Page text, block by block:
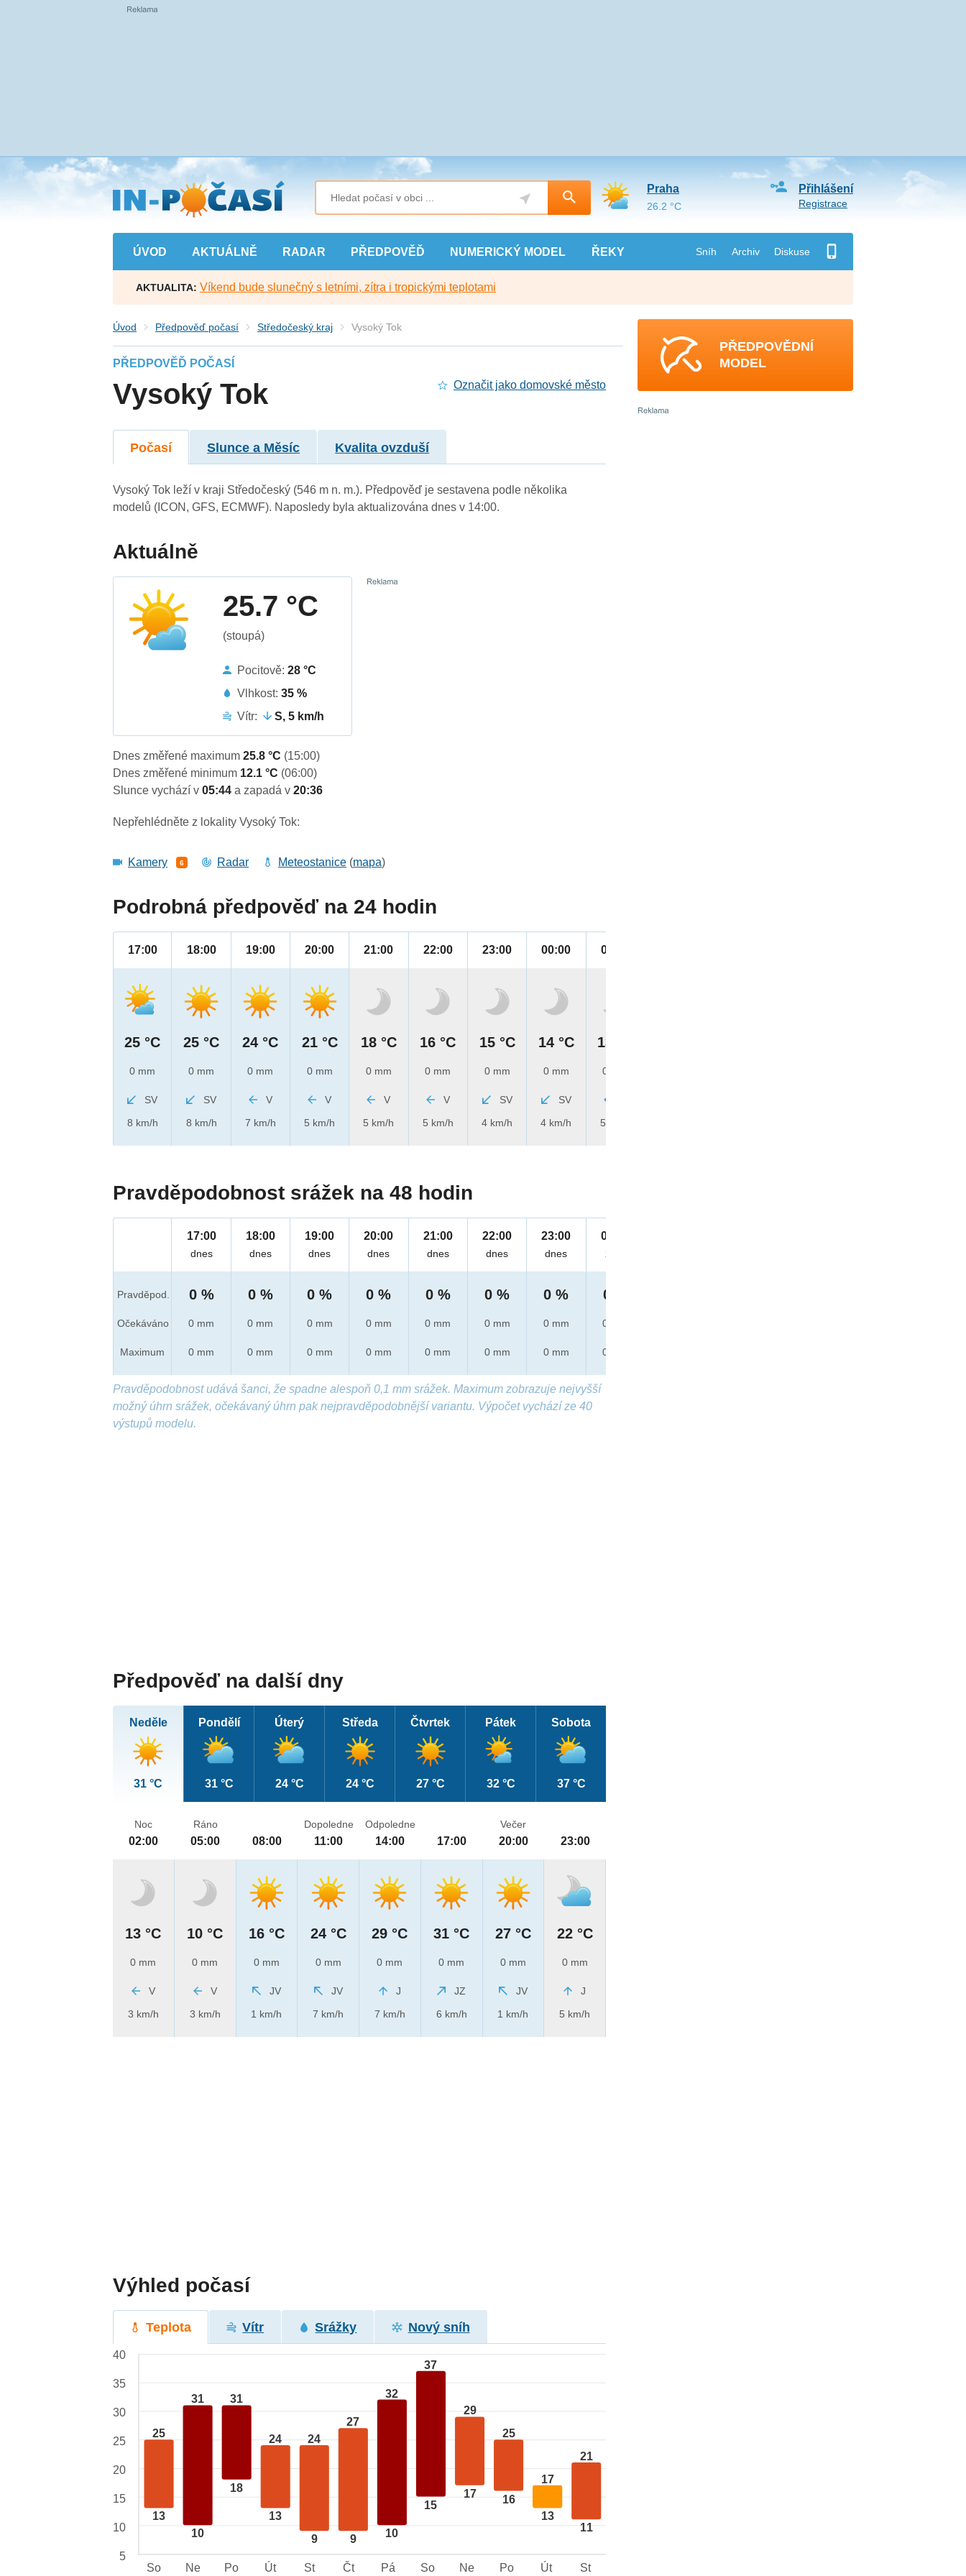
Přejít
na
hlavní
obsah
ÚVOD AKTUÁLNĚ RADAR PŘEDPOVĚĎ NUMERICKÝ MODEL ŘEKY Sníh Archiv Diskuse
Přihlášení
Registrace
Praha
26.2 °C
AKTUALITA: Víkend bude slunečný s letními, zítra i tropickými teplotami
Úvod Předpověď počasí Středočeský kraj Vysoký Tok
PŘEDPOVĚĎ POČASÍ
Vysoký Tok Označit jako domovské město
Počasí Slunce a Měsíc Kvalita ovzduší
Vysoký Tok leží v kraji Středočeský (546 m n. m.). Předpověď je sestavena podle několika
modelů (ICON, GFS, ECMWF). Naposledy byla aktualizována dnes v 14:00.
Aktuálně
25.7 °C
(stoupá)
Pocitově:28 °C
Vlhkost:35 %
Vítr:
S, 5 km/h
Dnes změřené maximum25.8 °C (15:00)
Dnes změřené minimum 12.1 °C (06:00)
Slunce vychází v05:44a zapadá v20:36
Nepřehlédněte z lokality Vysoký Tok:
Kamery 6 Radar Meteostanice (mapa)
Podrobná předpověď na 24 hodin
17:00
25 °C
0 mm
SV
8 km/h
18:00
25 °C
0 mm
SV
8 km/h
19:00
24 °C
0 mm
V
7 km/h
20:00
21 °C
0 mm
V
5 km/h
21:00
18 °C
0 mm
V
5 km/h
22:00
16 °C
0 mm
V
5 km/h
23:00
15 °C
0 mm
SV
4 km/h
00:00
14 °C
0 mm
SV
4 km/h
01:00
13 °C
0 mm
5 km/h
Pravděpodobnost srážek na 48 hodin
Pravděpod.
Očekáváno
Maximum
17:00
dnes
0 %
0 mm
0 mm
18:00
dnes
0 %
0 mm
0 mm
19:00
dnes
0 %
0 mm
0 mm
20:00
dnes
0 %
0 mm
0 mm
21:00
dnes
0 %
0 mm
0 mm
22:00
dnes
0 %
0 mm
0 mm
23:00
dnes
0 %
0 mm
0 mm
00:00
zítra
0 %
0 mm
0 mm
Pravděpodobnost udává šanci, že spadne alespoň 0,1 mm srážek. Maximum zobrazuje nejvyšší
možný úhrn srážek, očekávaný úhrn pak nejpravděpodobnější variantu. Výpočet vychází ze 40
výstupů modelu.
Předpověď na další dny
Neděle
31 °C
Pondělí
31 °C
Úterý
24 °C
Středa
24 °C
Čtvrtek
27 °C
Pátek
32 °C
Sobota
37 °C
Noc
02:00
13 °C
0 mm
V
3 km/h
Ráno
05:00
10 °C
0 mm
V
3 km/h
08:00
16 °C
0 mm
JV
1 km/h
Dopoledne
11:00
24 °C
0 mm
JV
7 km/h
Odpoledne
14:00
29 °C
0 mm
J
7 km/h
17:00
31 °C
0 mm
JZ
6 km/h
Večer
20:00
27 °C
0 mm
JV
1 km/h
23:00
22 °C
0 mm
J
5 km/h
Výhled počasí
Teplota Vítr Srážky Nový sníh
25
13
31
10
31
18
24
13
24
9
27
9
32
10
37
15
29
17
25
16
17
13
21
11
40
35
30
25
20
15
10
5
So
Ne Po Út St Čt Pá So Ne Po Út St
PŘEDPOVĚDNÍ
MODEL